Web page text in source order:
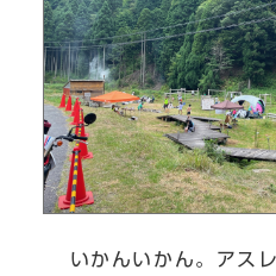
いかんいかん。アス